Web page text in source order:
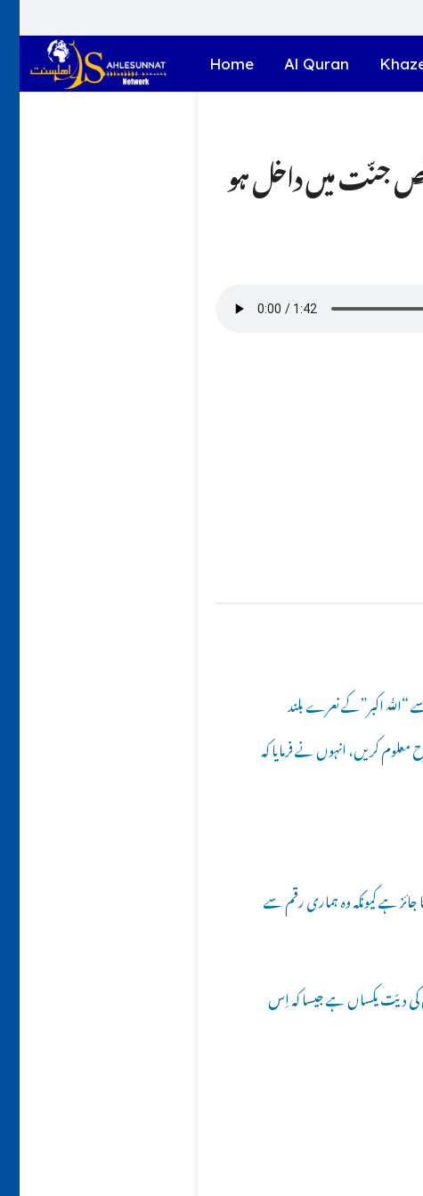
Home Al Quran
جنّت میں داخل ہو
“ﷲ اکبر”کے نعرے بلند
کریں، انہوں نے فرمایا کہ
جائز ہے کیونکہ وہ ہماری رقم سے
کیا ہے ’14واں فائدہ: مرد و عورت دونوں کی دیّت یکساں ہے جیسا کہ اِس